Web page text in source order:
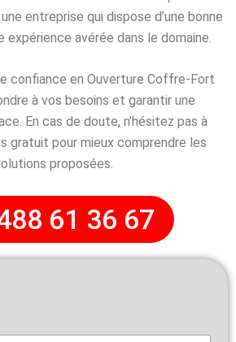
entreprise qui dispose d’une bonne
expérience avérée dans le domaine.
confiance en Ouverture Coffre-Fort
à vos besoins et garantir une
En cas de doute, n’hésitez pas à
gratuit pour mieux comprendre les
proposées.
61 36 67